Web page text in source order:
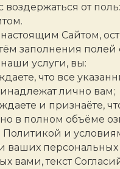
воздержаться от
Сайтом,
заполнения полей
услуги, вы:
что все
лично вам;
и признаёте,
в полном объёме
Политикой и
ваших
вами, текст